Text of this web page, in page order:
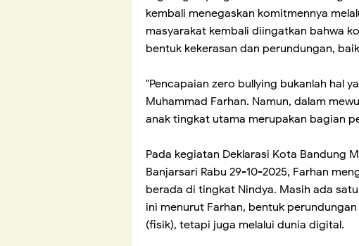
kembali menegaskan komitmennya
masyarakat kembali diingatkan bahwa
bentuk kekerasan dan perundungan,
"Pencapaian zero bullying bukanlah hal
Muhammad Farhan. Namun, dalam
anak tingkat utama merupakan bagian
Pada kegiatan Deklarasi Kota Bandung
Banjarsari Rabu 29-10-2025, Farhan
berada di tingkat Nindya. Masih ada
ini menurut Farhan, bentuk
(fisik), tetapi juga melalui dunia digital.